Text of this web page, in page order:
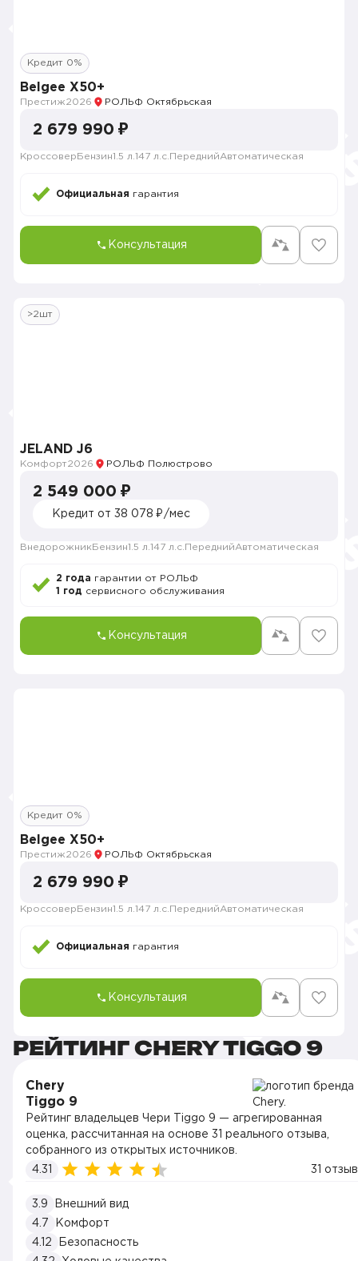
Кредит 0%
Belgee X50+
Престиж2026 РОЛЬФ Октябрьская
2 679 990 ₽
Кроссовер Бензин1.5 л. 147 л.с. ПереднийАвтоматическая
Официальная гарантия
Консультация
>2шт
JELAND J6
Комфорт2026 РОЛЬФ Полюстрово
2 549 000 ₽
Кредит от 38 078 ₽/мес
Внедорожник Бензин1.5 л. 147 л.с. ПереднийАвтоматическая
2 года гарантии от РОЛЬФ
1 год сервисного обслуживания
Консультация
Кредит 0%
Belgee X50+
Престиж2026 РОЛЬФ Октябрьская
2 679 990 ₽
Кроссовер Бензин1.5 л. 147 л.с. ПереднийАвтоматическая
Официальная гарантия
Консультация
РЕЙТИНГ CHERY TIGGO 9
Chery
Tiggo 9
Рейтинг владельцев Чери Tiggo 9 — агрегированная
оценка, рассчитанная на основе 31 реального отзыва,
собранного из открытых источников.
4.31
31 отзыв
3.9
Внешний вид
4.7
Комфорт
4.12
Безопасность